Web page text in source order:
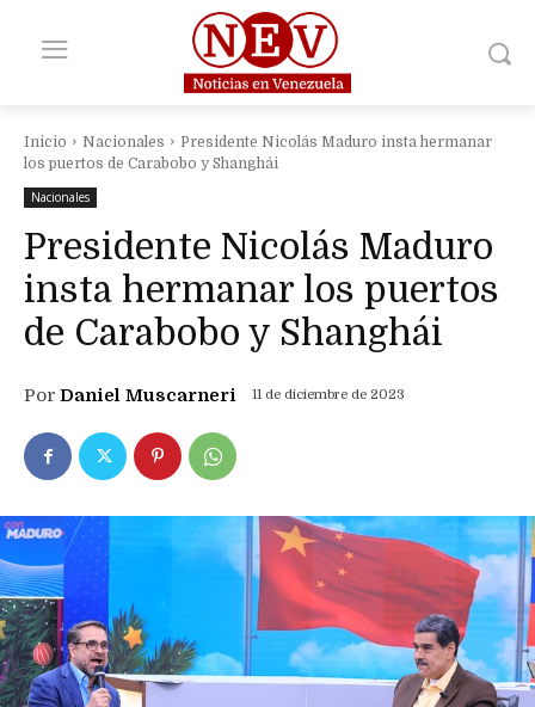
Inicio Nacionales
Presidente Nicolás Maduro insta hermanar
los puertos de Carabobo y Shanghái
Nacionales
Presidente Nicolás Maduro
insta hermanar los puertos
de Carabobo y Shanghái
Por Daniel Muscarneri 11 de diciembre de 2023